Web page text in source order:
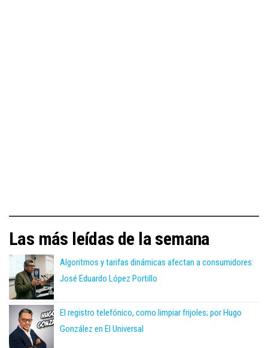
Las más leídas de la semana
Algoritmos y tarifas dinámicas afectan a consumidores:
José Eduardo López Portillo
El registro telefónico, como limpiar frijoles; por Hugo
González en El Universal